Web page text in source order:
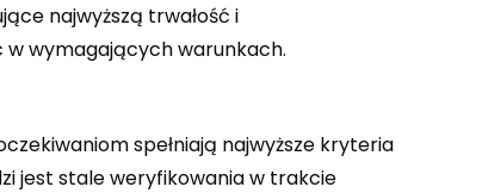
najwyższą trwałość i
wymagających warunkach.
spełniają najwyższe kryteria
jest stale weryfikowania w trakcie